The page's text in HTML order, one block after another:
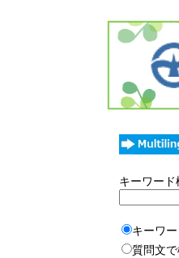
キーワード
キーワ
質問文で